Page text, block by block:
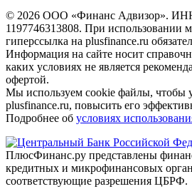
© 2026 ООО «Финанс Адвизор».
1197746313808. При использовании
гиперссылка на plusfinance.ru
Информация на сайте носит
каких условиях не является
офертой.
Мы используем cookie файлы, чтобы
plusfinance.ru, повысить его
Подробнее об условиях
ПлюсФинанс.ру представлены
кредитных и микрофинансовых
соответствующие разрешения ЦБРФ.